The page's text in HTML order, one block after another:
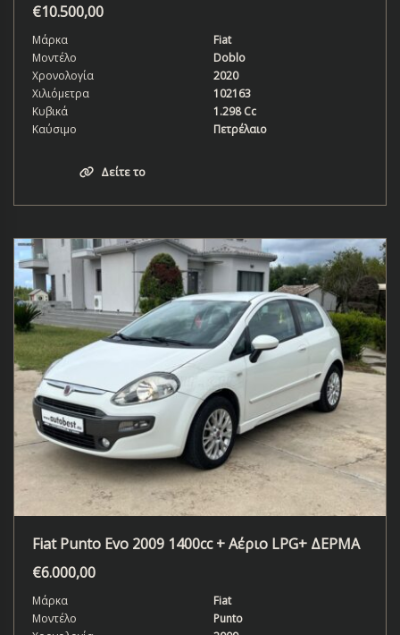
€10.500,00
Μάρκα
Fiat
Μοντέλο
Doblo
Χρονολογία
2020
Χιλιόμετρα
102163
Κυβικά
1.298 Cc
Καύσιμο
Πετρέλαιο
Δείτε το
Fiat Punto Evo 2009 1400cc + Αέριο LPG+ ΔΕΡΜΑ
€6.000,00
Μάρκα
Fiat
Μοντέλο
Punto